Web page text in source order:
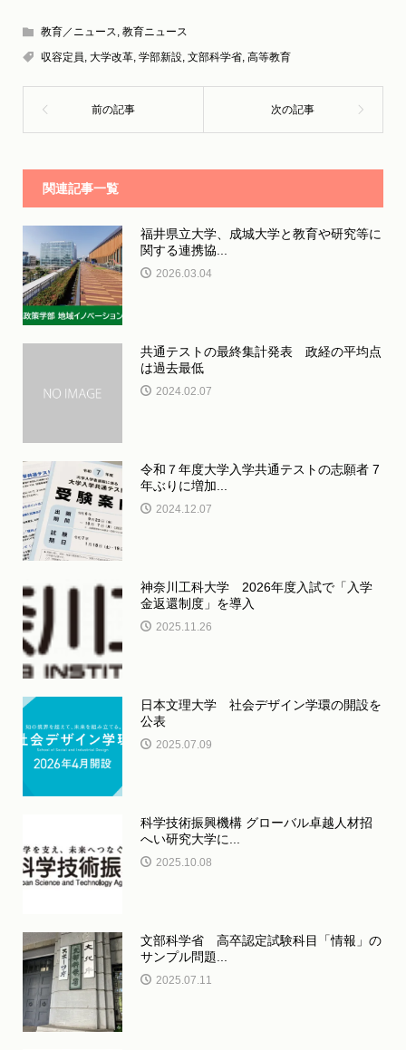
教育／ニュース, 教育ニュース
収容定員, 大学改革, 学部新設, 文部科学省, 高等教育
関連記事一覧
福井県立大学、成城大学と教育や研究等に
関する連携協...
2026.03.04
共通テストの最終集計発表 政経の平均点
は過去最低
2024.02.07
令和７年度大学入学共通テストの志願者 7
年ぶりに増加...
2024.12.07
神奈川工科大学 2026年度入試で「入学
金返還制度」を導入
2025.11.26
日本文理大学 社会デザイン学環の開設を
公表
2025.07.09
科学技術振興機構 グローバル卓越人材招
へい研究大学に...
2025.10.08
文部科学省 高卒認定試験科目「情報」の
サンプル問題...
2025.07.11